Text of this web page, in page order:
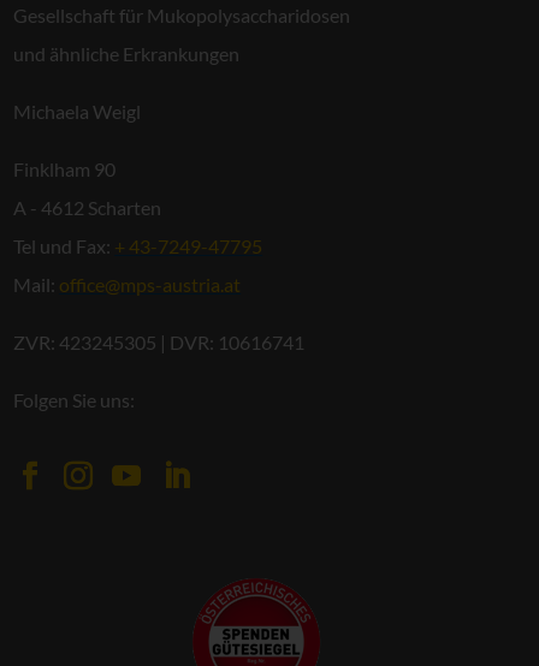
Gesellschaft für Mukopolysaccharidosen
und ähnliche Erkrankungen
Michaela Weigl
Finklham 90
A - 4612 Scharten
Tel und Fax: + 43-7249-47795
Mail: office@mps-austria.at
ZVR: 423245305 | DVR: 10616741
Folgen Sie uns: